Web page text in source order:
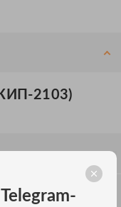
2103)
Telegram-